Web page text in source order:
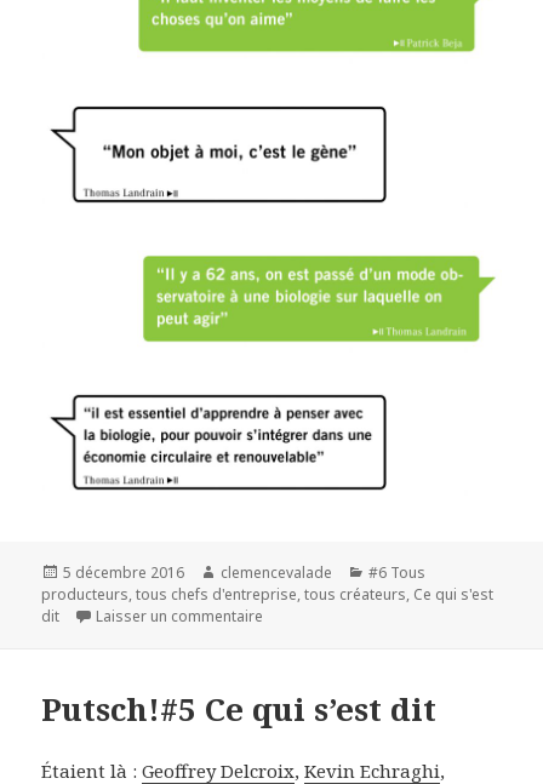
Publié
le
5 décembre 2016 Auteur
clemencevalade Catégories
#6 Tous
producteurs, tous chefs d'entreprise, tous créateurs, Ce qui s'est
dit
Laisser un commentaire
Putsch!#5 Ce qui s’est dit
Étaient là :Geoffrey Delcroix,Kevin Echraghi,